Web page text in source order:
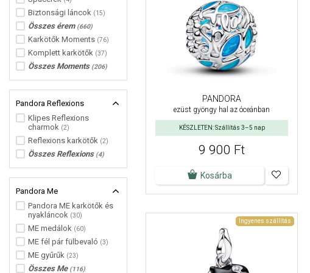
Biztonsági láncok (15)
Összes érem(660)
Karkötők Moments (76)
Komplett karkötők (37)
Összes Moments(206)
Pandora Reflexions
Klipes Reflexions
charmok (2)
Reflexions karkötők (2)
Összes Reflexions(4)
Pandora Me
Pandora ME karkötők és
nyakláncok (30)
ME medálok (60)
ME fél pár fülbevaló (3)
ME gyűrűk (23)
Összes Me(116)
PANDORA
ezüst gyöngy hal az óceánban
KÉSZLETEN: Szállítás 3–5 nap
9 900 Ft
Kosárba
Ingyenes szállítás